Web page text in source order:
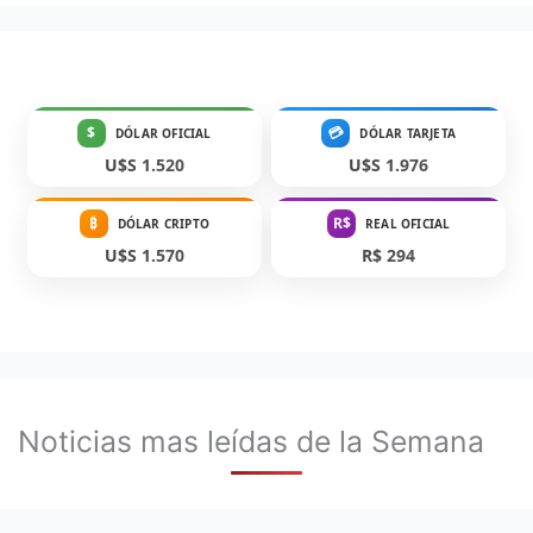
$ DÓLAR OFICIAL
U$S 1.520
💳 DÓLAR TARJETA
U$S 1.976
₿ DÓLAR CRIPTO
U$S 1.570
R$ REAL OFICIAL
R$ 294
Noticias mas leídas de la Semana